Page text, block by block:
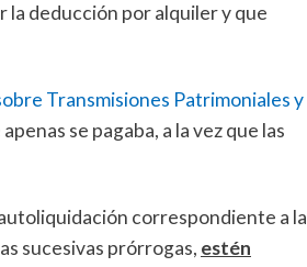
la deducción por alquiler y que
Transmisiones Patrimoniales y
se pagaba, a la vez que las
correspondiente a la
sucesivas prórrogas, estén